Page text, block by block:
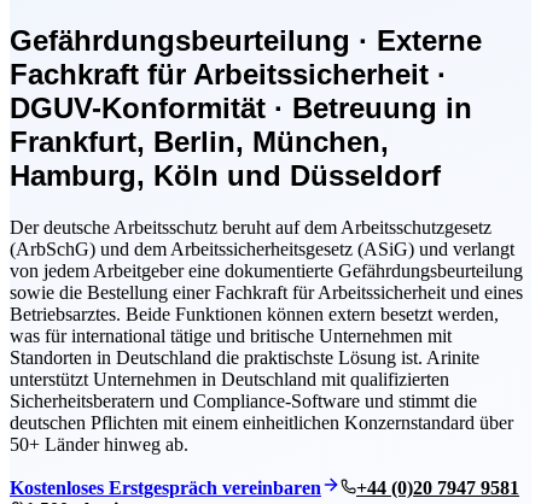
Gefährdungsbeurteilung · Externe
Fachkraft für Arbeitssicherheit ·
DGUV-Konformität · Betreuung in
Frankfurt, Berlin, München,
Hamburg, Köln und Düsseldorf
Der deutsche Arbeitsschutz beruht auf dem Arbeitsschutzgesetz
(ArbSchG) und dem Arbeitssicherheitsgesetz (ASiG) und verlangt
von jedem Arbeitgeber eine dokumentierte Gefährdungsbeurteilung
sowie die Bestellung einer Fachkraft für Arbeitssicherheit und eines
Betriebsarztes. Beide Funktionen können extern besetzt werden,
was für international tätige und britische Unternehmen mit
Standorten in Deutschland die praktischste Lösung ist. Arinite
unterstützt Unternehmen in Deutschland mit qualifizierten
Sicherheitsberatern und Compliance-Software und stimmt die
deutschen Pflichten mit einem einheitlichen Konzernstandard über
50+ Länder hinweg ab.
Kostenloses Erstgespräch vereinbaren
+44 (0)20 7947 9581